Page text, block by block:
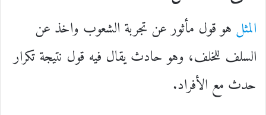
المثل هو قول مأثور عن تجربة الشعوب واخذ عن
السلف للخلف، وهو حادث يقال فيه قول نتيجة تكرار
حدث مع الأفراد.